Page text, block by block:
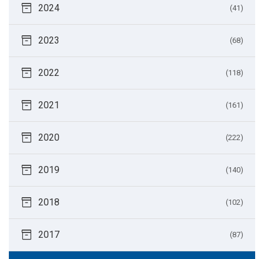
inventory_2 2024 (41)
inventory_2 2023 (68)
inventory_2 2022 (118)
inventory_2 2021 (161)
inventory_2 2020 (222)
inventory_2 2019 (140)
inventory_2 2018 (102)
inventory_2 2017 (87)